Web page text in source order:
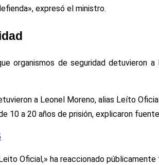
expresó el ministro.
organismos de seguridad detuvieron
a Leonel Moreno, alias Leíto
10 a 20 años de prisión, explicaron
Oficial,» ha reaccionado